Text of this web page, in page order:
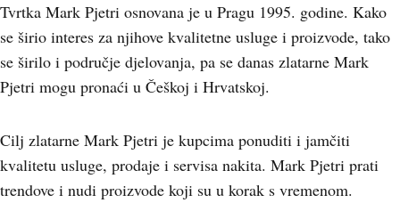
Tvrtka Mark Pjetri osnovana je u Pragu 1995. godine. Kako
se širio interes za njihove kvalitetne usluge i proizvode, tako
se širilo i područje djelovanja, pa se danas zlatarne Mark
Pjetri mogu pronaći u Češkoj i Hrvatskoj.
Cilj zlatarne Mark Pjetri je kupcima ponuditi i jamčiti
kvalitetu usluge, prodaje i servisa nakita. Mark Pjetri prati
trendove i nudi proizvode koji su u korak s vremenom.